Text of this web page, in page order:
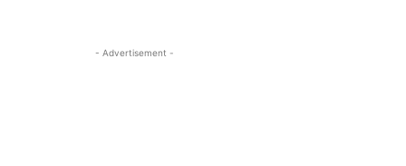
- Advertisement -